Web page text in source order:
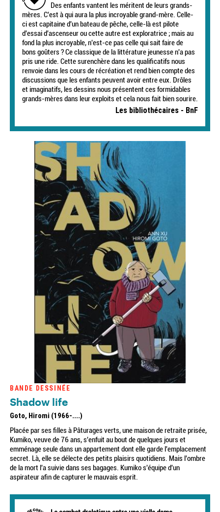
Des enfants vantent les méritent de leurs grands-
mères. C'est à qui aura la plus incroyable grand-mère. Celle-
ci est capitaine d'un bateau de pêche, celle-là est pilote
d'essai d'ascenseur ou cette autre est exploratrice ; mais au
fond la plus incroyable, n'est-ce pas celle qui sait faire de
bons goûters ? Ce classique de la littérature jeunesse n'a pas
pris une ride. Cette surenchère dans les qualificatifs nous
renvoie dans les cours de récréation et rend bien compte des
discussions que les enfants peuvent avoir entre eux. Drôles
et imaginatifs, les dessins nous présentent ces formidables
grands-mères dans leur exploits et cela nous fait bien sourire.
Les bibliothécaires - BnF
BANDE DESSINÉE
Shadow life
Goto, Hiromi (1966-....)
Placée par ses filles à Pâturages verts, une maison de retraite prisée,
Kumiko, veuve de 76 ans, s'enfuit au bout de quelques jours et
emménage seule dans un appartement dont elle garde l'emplacement
secret. Là, elle se délecte des petits plaisirs quotidiens. Mais l'ombre
de la mort l'a suivie dans ses bagages. Kumiko s'équipe d'un
aspirateur afin de capturer le mauvais esprit.